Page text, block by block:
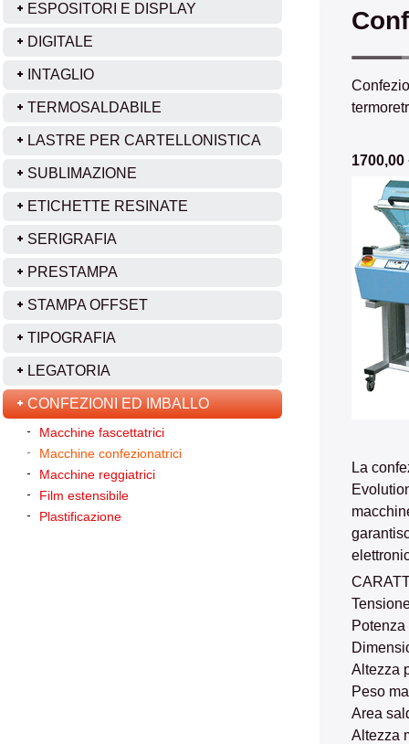
ESPOSITORI E DISPLAY
DIGITALE
INTAGLIO
TERMOSALDABILE
LASTRE PER CARTELLONISTICA
SUBLIMAZIONE
ETICHETTE RESINATE
SERIGRAFIA
PRESTAMPA
STAMPA OFFSET
TIPOGRAFIA
LEGATORIA
CONFEZIONI ED IMBALLO
Macchine fascettatrici
Macchine confezionatrici
Macchine reggiatrici
Film estensibile
Plastificazione
1700,00
La
Altezza
Peso
Area
Altezza